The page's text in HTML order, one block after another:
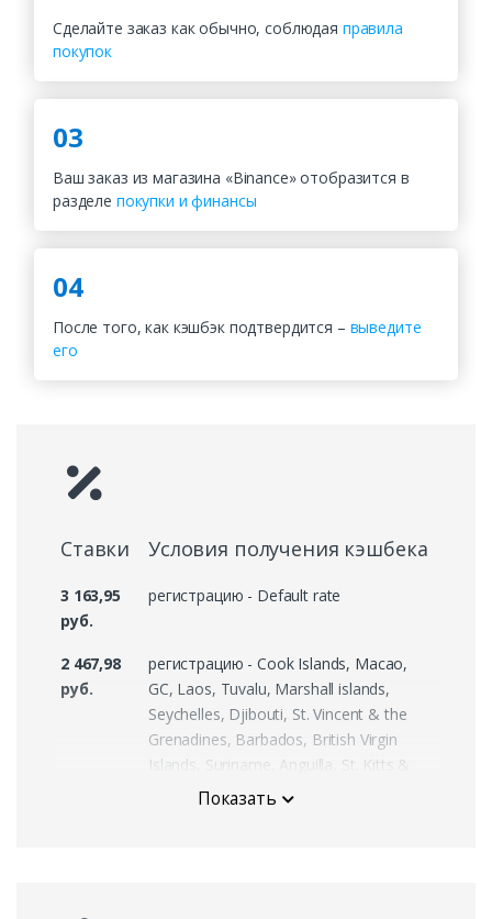
Сделайте заказ как обычно, соблюдая правила
покупок
03
Ваш заказ из магазина «Binance» отобразится в
разделе покупки и финансы
04
После того, как кэшбэк подтвердится – выведите
его
Ставки Условия получения кэшбека
3 163,95
руб.
регистрацию - Default rate
2 467,98
руб.
регистрацию - Cook Islands, Macao,
GC, Laos, Tuvalu, Marshall islands,
Seychelles, Djibouti, St. Vincent & the
Grenadines, Barbados, British Virgin
Islands, Suriname, Anguilla, St. Kitts &
Nevis, Belize, The Bahamas, South
Показать